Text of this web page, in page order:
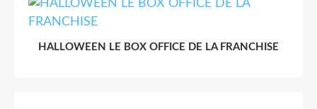
HALLOWEEN LE BOX OFFICE DE LA FRANCHISE